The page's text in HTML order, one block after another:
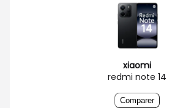
xiaomi
redmi note 14
Comparer